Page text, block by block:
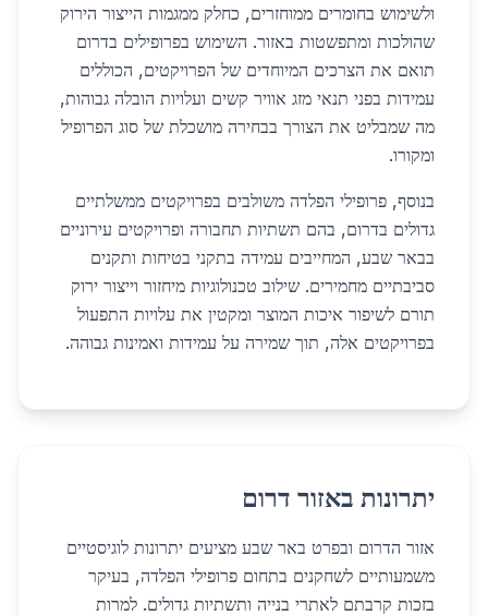
ולשימוש בחומרים ממוחזרים, כחלק ממגמות הייצור הירוק
שהולכות ומתפשטות באזור. השימוש בפרופילים בדרום
תואם את הצרכים המיוחדים של הפרויקטים, הכוללים
עמידות בפני תנאי מזג אוויר קשים ועלויות הובלה גבוהות,
מה שמבליט את הצורך בבחירה מושכלת של סוג הפרופיל
ומקורו.
בנוסף, פרופילי הפלדה משולבים בפרויקטים ממשלתיים
גדולים בדרום, בהם תשתיות תחבורה ופרויקטים עירוניים
בבאר שבע, המחייבים עמידה בתקני בטיחות ותקנים
סביבתיים מחמירים. שילוב טכנולוגיות מיחזור וייצור ירוק
תורם לשיפור איכות המוצר ומקטין את עלויות התפעול
בפרויקטים אלה, תוך שמירה על עמידות ואמינות גבוהה.
יתרונות באזור דרום
אזור הדרום ובפרט באר שבע מציעים יתרונות לוגיסטיים
משמעותיים לשחקנים בתחום פרופילי הפלדה, בעיקר
בזכות קרבתם לאתרי בנייה ותשתיות גדולים. למרות